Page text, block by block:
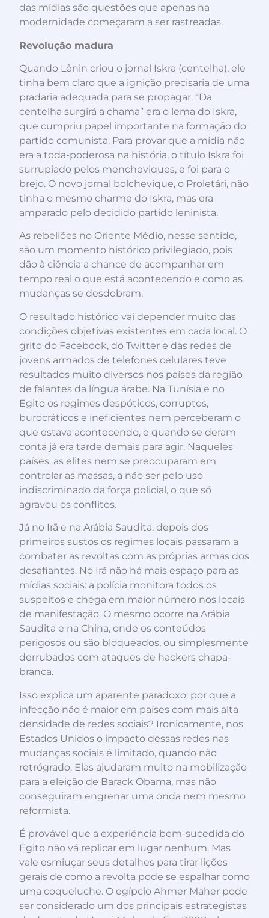
das mídias são questões que apenas na
modernidade começaram a ser rastreadas.
Revolução madura
Quando Lênin criou o jornal Iskra (centelha), ele
tinha bem claro que a ignição precisaria de uma
pradaria adequada para se propagar. “Da
centelha surgirá a chama” era o lema do Iskra,
que cumpriu papel importante na formação do
partido comunista. Para provar que a mídia não
era a toda-poderosa na história, o título Iskra foi
surrupiado pelos mencheviques, e foi para o
brejo. O novo jornal bolchevique, o Proletári, não
tinha o mesmo charme do Iskra, mas era
amparado pelo decidido partido leninista.
As rebeliões no Oriente Médio, nesse sentido,
são um momento histórico privilegiado, pois
dão à ciência a chance de acompanhar em
tempo real o que está acontecendo e como as
mudanças se desdobram.
O resultado histórico vai depender muito das
condições objetivas existentes em cada local. O
grito do Facebook, do Twitter e das redes de
jovens armados de telefones celulares teve
resultados muito diversos nos países da região
de falantes da língua árabe. Na Tunísia e no
Egito os regimes despóticos, corruptos,
burocráticos e ineficientes nem perceberam o
que estava acontecendo, e quando se deram
conta já era tarde demais para agir. Naqueles
países, as elites nem se preocuparam em
controlar as massas, a não ser pelo uso
indiscriminado da força policial, o que só
agravou os conflitos.
Já no Irã e na Arábia Saudita, depois dos
primeiros sustos os regimes locais passaram a
combater as revoltas com as próprias armas dos
desafiantes. No Irã não há mais espaço para as
mídias sociais: a polícia monitora todos os
suspeitos e chega em maior número nos locais
de manifestação. O mesmo ocorre na Arábia
Saudita e na China, onde os conteúdos
perigosos ou são bloqueados, ou simplesmente
derrubados com ataques de hackers chapa-
branca.
Isso explica um aparente paradoxo: por que a
infecção não é maior em países com mais alta
densidade de redes sociais? Ironicamente, nos
Estados Unidos o impacto dessas redes nas
mudanças sociais é limitado, quando não
retrógrado. Elas ajudaram muito na mobilização
para a eleição de Barack Obama, mas não
conseguiram engrenar uma onda nem mesmo
reformista.
É provável que a experiência bem-sucedida do
Egito não vá replicar em lugar nenhum. Mas
vale esmiuçar seus detalhes para tirar lições
gerais de como a revolta pode se espalhar como
uma coqueluche. O egípcio Ahmer Maher pode
ser considerado um dos principais estrategistas